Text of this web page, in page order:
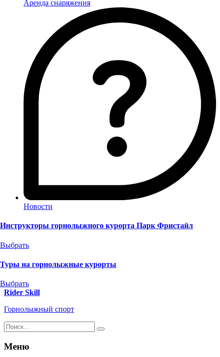
Аренда снаряжения
Новости
Инструкторы горнолыжного курорта Парк Фристайл
Выбрать
Туры на горнолыжные курорты
Выбрать
Rider Skill
Горнолыжный спорт
Результаты
поиска
для:
%s:
Меню